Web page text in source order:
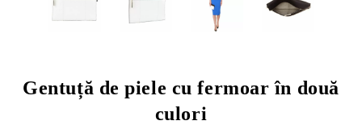
Gentuță de piele cu fermoar în două
culori